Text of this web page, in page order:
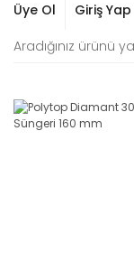
Üye Ol Giriş Yap